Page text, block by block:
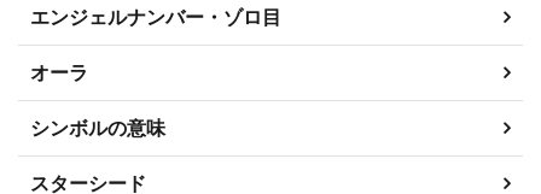
エンジェルナンバー・ゾロ目
オーラ
シンボルの意味
スターシード